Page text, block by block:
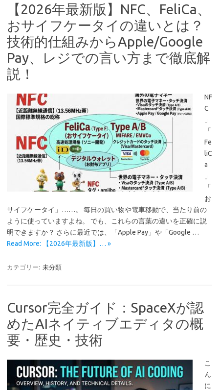
【2026年最新版】NFC、FeliCa、
おサイフケータイの違いとは？
技術的仕組みからApple/Google
Pay、レジでの言い方まで徹底解
説！
NF
C
」
「
Fe
liC
a
」
「
お
サイフケータイ」……。 毎日の買い物や電車移動で、当たり前の
ように使っていますよね。 でも、これらの言葉の違いを正確に説
明できますか？ さらに最近では、「Apple Pay」や「Google …
Read More: 【2026年最新版】… »
カテゴリー: 未分類
Cursor完全ガイド：SpaceXが認
めたAIネイティブエディタの概
要・歴史・技術
こ
ん
に